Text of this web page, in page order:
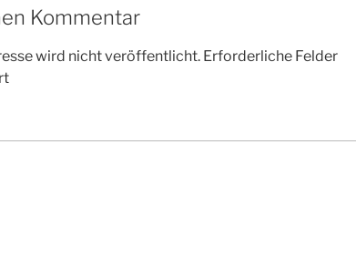
Kommentar
wird nicht veröffentlicht. Erforderliche Felder